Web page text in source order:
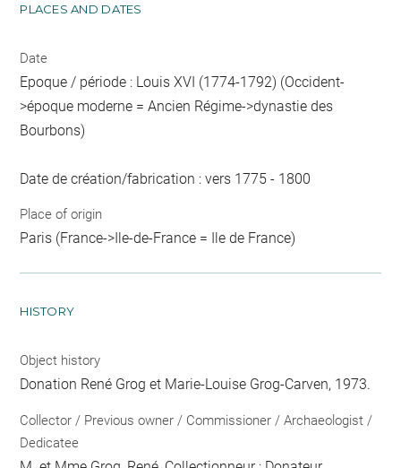
PLACES AND DATES
Date
Epoque / période : Louis XVI (1774-1792) (Occident-
>époque moderne = Ancien Régime->dynastie des
Bourbons)
Date de création/fabrication : vers 1775 - 1800
Place of origin
Paris (France->Ile-de-France = Ile de France)
HISTORY
Object history
Donation René Grog et Marie-Louise Grog-Carven, 1973.
Collector / Previous owner / Commissioner / Archaeologist /
Dedicatee